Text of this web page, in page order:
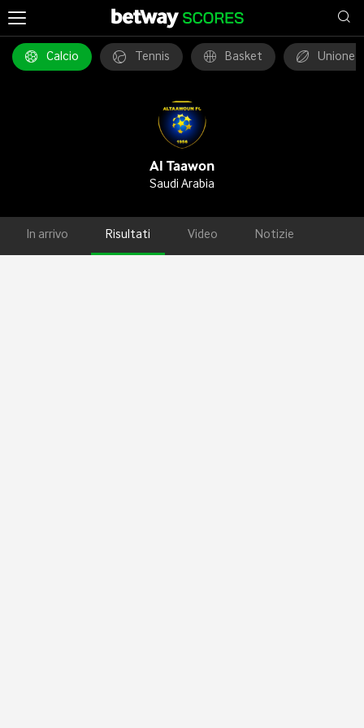
Calcio Tennis Basket Unione
Al Taawon
Saudi Arabia
In arrivo Risultati Video Notizie